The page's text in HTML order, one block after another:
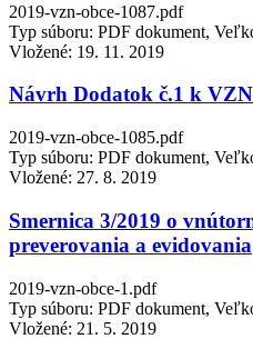
2019-vzn-obce-1087.pdf
Typ súboru: PDF dokument,
Vložené: 19. 11. 2019
Návrh Dodatok č.1 k
2019-vzn-obce-1085.pdf
Typ súboru: PDF dokument,
Vložené: 27. 8. 2019
Smernica 3/2019 o
preverovania a evidovania
2019-vzn-obce-1.pdf
Typ súboru: PDF dokument,
Vložené: 21. 5. 2019